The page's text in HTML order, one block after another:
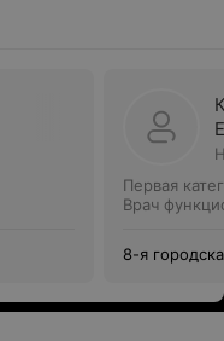
Первая
Врач
8-я